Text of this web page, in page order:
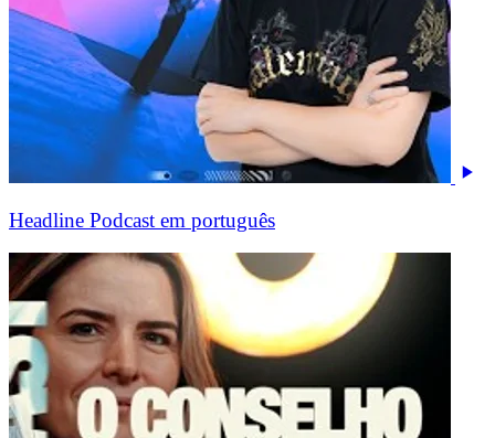
Headline Podcast em português